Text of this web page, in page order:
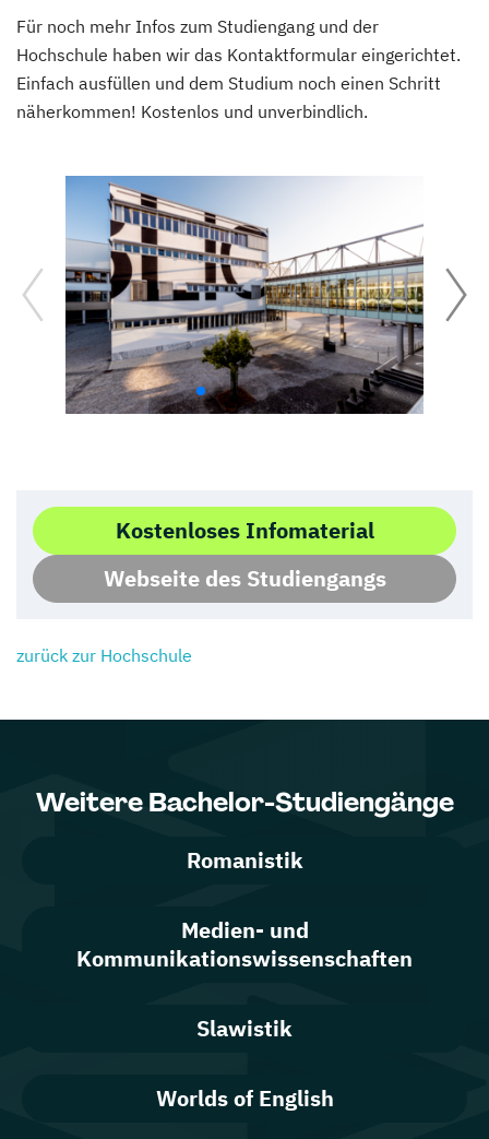
Für noch mehr Infos zum Studiengang und der
Hochschule haben wir das Kontaktformular eingerichtet.
Einfach ausfüllen und dem Studium noch einen Schritt
näherkommen! Kostenlos und unverbindlich.
Kostenloses Infomaterial
Webseite des Studiengangs
zurück zur Hochschule
Weitere Bachelor-Studiengänge
Romanistik
Medien- und
Kommunikationswissenschaften
Slawistik
Worlds of English